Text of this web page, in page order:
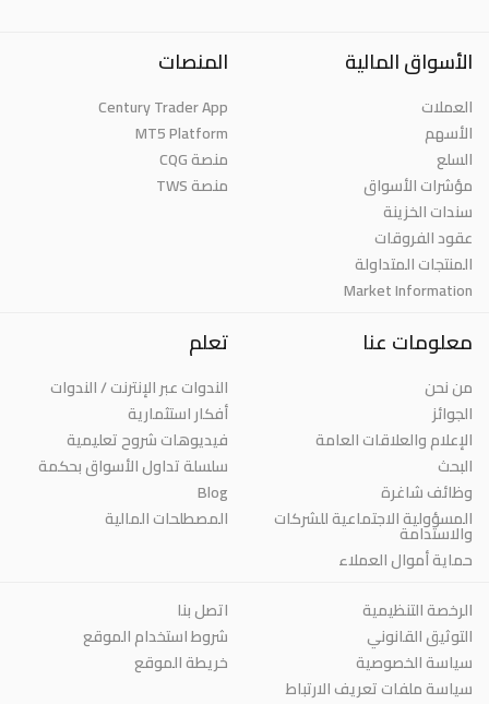
الأسواق المالية
العملات
الأسهم
السلع
مؤشرات الأسواق
سندات الخزينة
عقود الفروقات
المنتجات المتداولة
Market Information
المنصات
Century Trader App
MT5 Platform
منصة CQG
منصة TWS
معلومات عنا
من نحن
الجوائز
الإعلام والعلاقات العامة
البحث
وظائف شاغرة
المسؤولية الاجتماعية للشركات
والاستدامة
حماية أموال العملاء
تعلم
الندوات عبر الإنترنت / الندوات
أفكار استثمارية
فيديوهات شروح تعليمية
سلسلة تداول الأسواق بحكمة
Blog
المصطلحات المالية
الرخصة التنظيمية
التوثيق القانوني
سياسة الخصوصية
سياسة ملفات تعريف الارتباط
اتصل بنا
شروط استخدام الموقع
خريطة الموقع